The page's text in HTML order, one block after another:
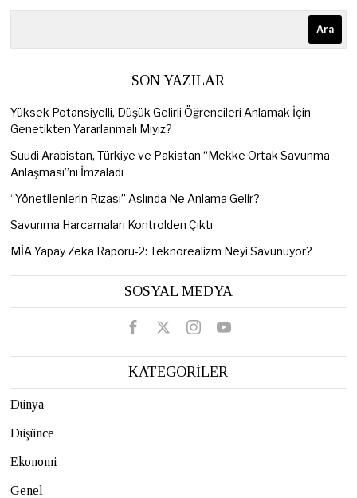
Ara
SON YAZILAR
Yüksek Potansiyelli, Düşük Gelirli Öğrencileri Anlamak İçin
Genetikten Yararlanmalı Mıyız?
Suudi Arabistan, Türkiye ve Pakistan “Mekke Ortak Savunma
Anlaşması”nı İmzaladı
“Yönetilenlerin Rızası” Aslında Ne Anlama Gelir?
Savunma Harcamaları Kontrolden Çıktı
MİA Yapay Zeka Raporu-2: Teknorealizm Neyi Savunuyor?
SOSYAL MEDYA
KATEGORİLER
Dünya
Düşünce
Ekonomi
Genel